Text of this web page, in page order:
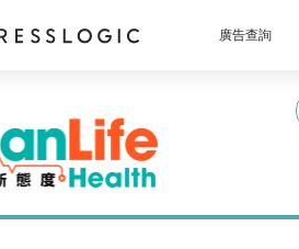
廣告查詢